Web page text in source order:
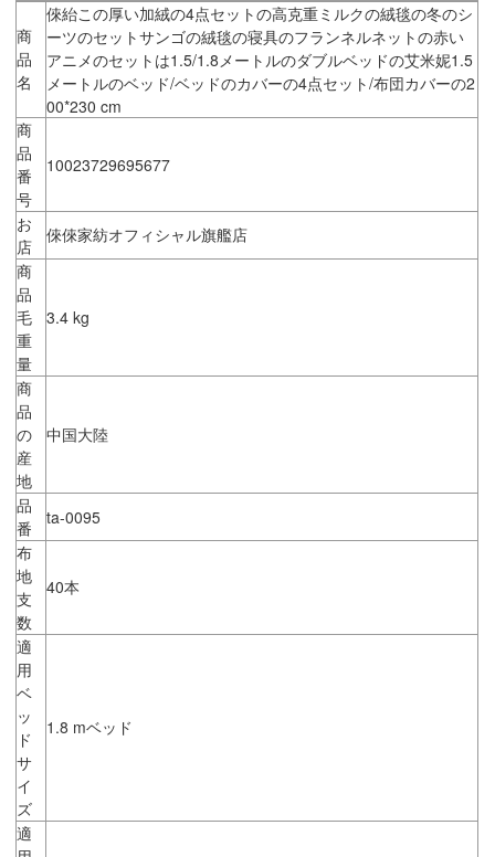
商
品
名
倈紿この厚い加絨の4点セットの高克重ミルクの絨毯の冬のシ
ーツのセットサンゴの絨毯の寝具のフランネルネットの赤い
アニメのセットは1.5/1.8メートルのダブルベッドの艾米妮1.5
メートルのベッド/ベッドのカバーの4点セット/布団カバーの2
00*230 cm
商
品
番
号
10023729695677
お
店
倈倈家紡オフィシャル旗艦店
商
品
毛
重
量
3.4 kg
商
品
の
産
地
中国大陸
品
番
ta-0095
布
地
支
数
40本
適
用
ベ
ッ
ド
サ
イ
ズ
1.8 mベッド
適